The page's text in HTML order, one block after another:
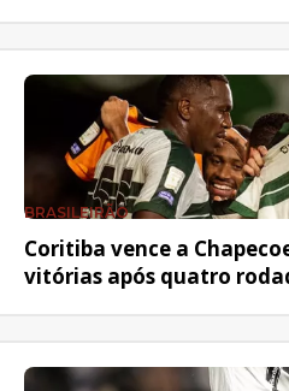
BRASILEIRÃO
Coritiba vence a
vitórias após quatro